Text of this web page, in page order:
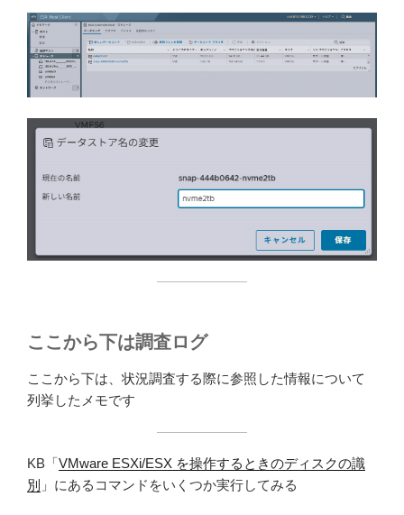
ここから下は調査ログ
ここから下は、状況調査する際に参照した情報について
列挙したメモです
KB「VMware ESXi/ESX を操作するときのディスクの識
別 」にあるコマンドをいくつか実行してみる